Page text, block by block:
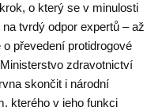
o který se v minulosti
tvrdý odpor expertů – až
převedení protidrogové
zdravotnictví
skončit i národní
kterého v jeho funkci